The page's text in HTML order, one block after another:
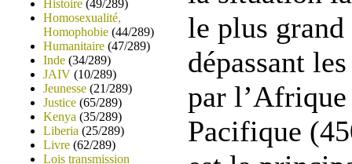
Histoire (49/289)
Homosexualité,
Homophobie (44/289)
Humanitaire (47/289)
Inde (34/289)
JAIV (10/289)
Jeunesse (21/289)
Justice (65/289)
Kenya (35/289)
Liberia (25/289)
Livre (62/289)
Lois transmission
le plus
dépassant
par
Pacifique